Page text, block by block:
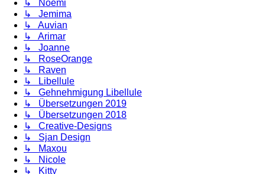
↳ Noémi
↳ Jemima
↳ Auvian
↳ Arimar
↳ Joanne
↳ RoseOrange
↳ Raven
↳ Libellule
↳ Gehnehmigung Libellule
↳ Übersetzungen 2019
↳ Übersetzungen 2018
↳ Creative-Designs
↳ Sjan Design
↳ Maxou
↳ Nicole
↳ Kitty